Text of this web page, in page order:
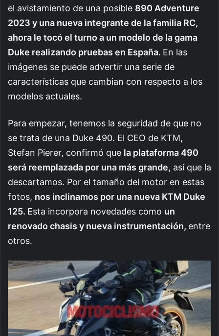
el avistamiento de una posible 890 Adventure
2023 y una nueva integrante de la familia RC,
ahora le tocó el turno a un modelo de la gama
Duke realizando pruebas en España. En las
imágenes se puede advertir una serie de
características que cambian con respecto a los
modelos actuales.
Para empezar, tenemos la seguridad de que no
se trata de una Duke 490. El CEO de KTM,
Stefan Pierer, confirmó que la plataforma 490
será reemplazada por una más grande, así que la
descartamos. Por el tamaño del motor en estas
fotos, nos inclinamos por una nueva KTM Duke
125. Esta incorpora novedades como un
renovado chasis y nueva instrumentación, entre
otros.